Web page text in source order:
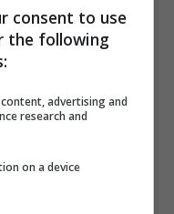
che colpiscono
regime,
Tutto questo
di un lavoro
Sholeh
La gente
ostacolata
consent to use
the following
advertising and
research and
on a device